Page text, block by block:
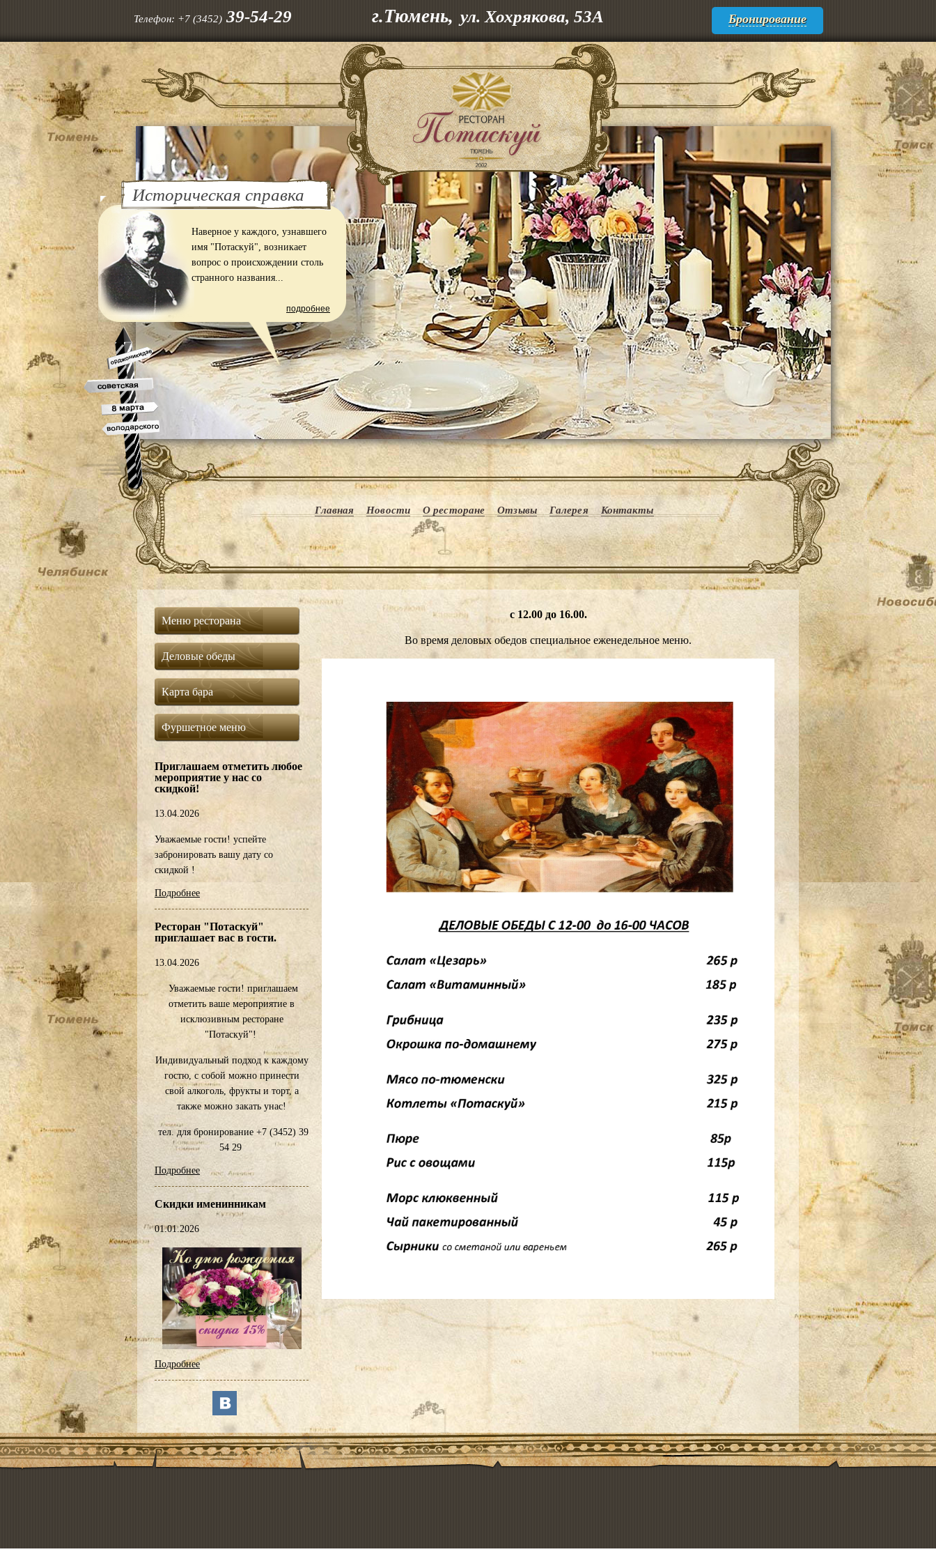
Телефон: +7 (3452) 39-54-29 г.Тюмень, ул. Хохрякова, 53А Бронирование
Историческая справка
Наверное у каждого, узнавшего
имя "Потаскуй", возникает
вопрос о происхождении столь
странного названия...
подробнее
Главная Новости О ресторане Отзывы Галерея Контакты
Меню ресторана
Деловые обеды
Карта бара
Фуршетное меню
Приглашаем отметить любое
мероприятие у нас со
скидкой!
13.04.2026
Уважаемые гости! успейте
забронировать вашу дату со
скидкой !
Подробнее
Ресторан "Потаскуй"
приглашает вас в гости.
13.04.2026
Уважаемые гости! приглашаем
отметить ваше мероприятие в
исклюзивным ресторане
"Потаскуй"!
Индивидуальный подход к каждому
гостю, с собой можно принести
свой алкоголь, фрукты и торт, а
также можно закать унас!
тел. для бронирование +7 (3452) 39
54 29
Подробнее
Скидки именинникам
01.01.2026
Подробнее
с 12.00 до 16.00.
Во время деловых обедов специальное еженедельное меню.